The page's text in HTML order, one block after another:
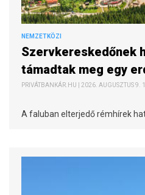
NEMZETKÖZI
Szervkereskedőnek
támadtak meg egy
PRIVÁTBANKÁR.HU | 2026. AUGUSZTUS 9.
A faluban elterjedő rémhírek